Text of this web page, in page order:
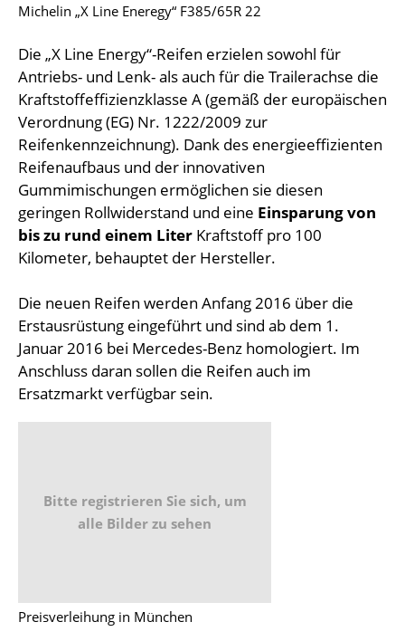
Michelin „X Line Eneregy“ F385/65R 22
Die „X Line Energy“-Reifen erzielen sowohl für
Antriebs- und Lenk- als auch für die Trailerachse die
Kraftstoffeffizienzklasse A (gemäß der europäischen
Verordnung (EG) Nr. 1222/2009 zur
Reifenkennzeichnung). Dank des energieeffizienten
Reifenaufbaus und der innovativen
Gummimischungen ermöglichen sie diesen
geringen Rollwiderstand und eine Einsparung von
bis zu rund einem Liter Kraftstoff pro 100
Kilometer, behauptet der Hersteller.
Die neuen Reifen werden Anfang 2016 über die
Erstausrüstung eingeführt und sind ab dem 1.
Januar 2016 bei Mercedes-Benz homologiert. Im
Anschluss daran sollen die Reifen auch im
Ersatzmarkt verfügbar sein.
Bitte registrieren Sie sich, um
alle Bilder zu sehen
Preisverleihung in München